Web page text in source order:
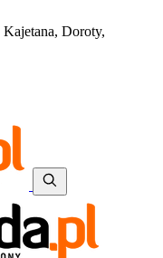
Kajetana, Doroty,